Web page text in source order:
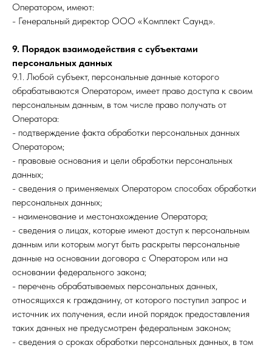
Оператором, имеют:
- Генеральный директор ООО «Комплект Саунд».
9. Порядок взаимодействия с субъектами
персональных данных
9.1. Любой субъект, персональные данные которого
обрабатываются Оператором, имеет право доступа к своим
персональным данным, в том числе право получать от
Оператора:
- подтверждение факта обработки персональных данных
Оператором;
- правовые основания и цели обработки персональных
данных;
- сведения о применяемых Оператором способах обработки
персональных данных;
- наименование и местонахождение Оператора;
- сведения о лицах, которые имеют доступ к персональным
данным или которым могут быть раскрыты персональные
данные на основании договора с Оператором или на
основании федерального закона;
- перечень обрабатываемых персональных данных,
относящихся к гражданину, от которого поступил запрос и
источник их получения, если иной порядок предоставления
таких данных не предусмотрен федеральным законом;
- сведения о сроках обработки персональных данных, в том